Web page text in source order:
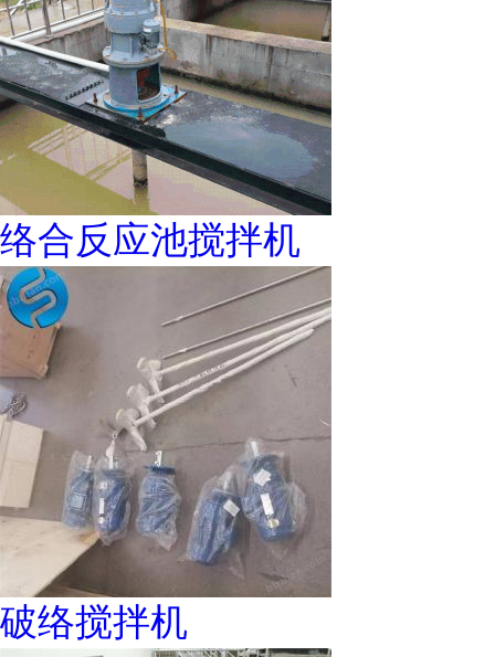
络合反应池搅拌机
破络搅拌机